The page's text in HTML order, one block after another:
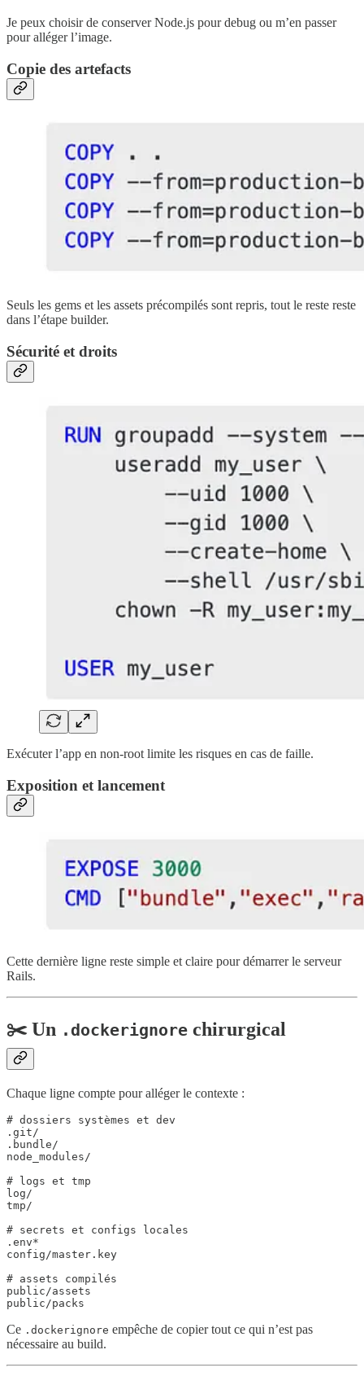
Je peux choisir de conserver Node.js pour debug ou m’en passer
pour alléger l’image.
Copie des artefacts
Seuls les gems et les assets précompilés sont repris, tout le reste reste
dans l’étape builder.
Sécurité et droits
Exécuter l’app en non-root limite les risques en cas de faille.
Exposition et lancement
Cette dernière ligne reste simple et claire pour démarrer le serveur
Rails.
✂️ Un .dockerignore chirurgical
Chaque ligne compte pour alléger le contexte :
# dossiers systèmes et dev
.git/
.bundle/
node_modules/
# logs et tmp
log/
tmp/
# secrets et configs locales
.env*
config/master.key
# assets compilés
public/assets
Ce .dockerignore empêche de copier tout ce qui n’est pas
nécessaire au build.